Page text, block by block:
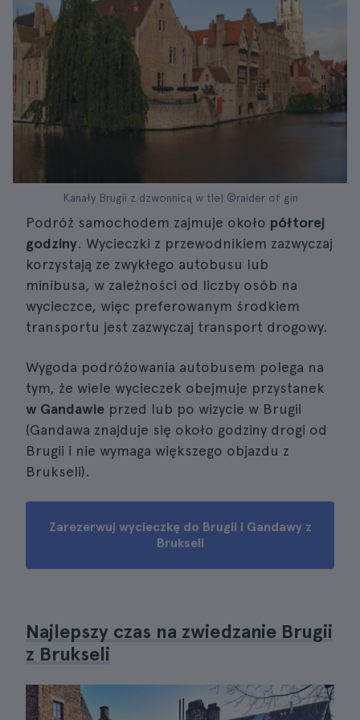
Kanały Brugii z dzwonnicą w tle| ©raider of gin
Podróż samochodem zajmuje około półtorej
godziny. Wycieczki z przewodnikiem zazwyczaj
korzystają ze zwykłego autobusu lub
minibusa, w zależności od liczby osób na
wycieczce, więc preferowanym środkiem
transportu jest zazwyczaj transport drogowy.
Wygoda podróżowania autobusem polega na
tym, że wiele wycieczek obejmuje przystanek
w Gandawie przed lub po wizycie w Brugii
(Gandawa znajduje się około godziny drogi od
Brugii i nie wymaga większego objazdu z
Brukseli).
Zarezerwuj wycieczkę do Brugii i Gandawy z
Brukseli
Najlepszy czas na zwiedzanie Brugii
z Brukseli